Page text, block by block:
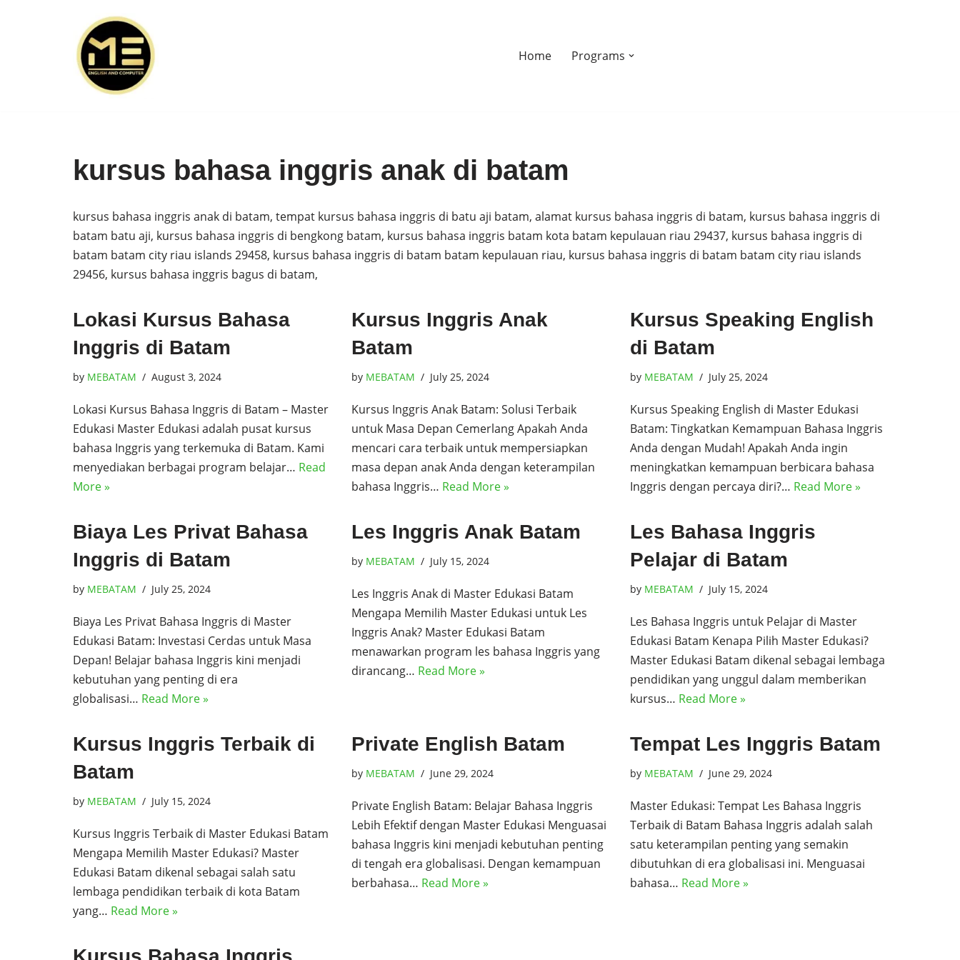
Home Programs
kursus bahasa inggris anak di batam
kursus bahasa inggris anak di batam, tempat kursus bahasa inggris di batu aji batam, alamat kursus bahasa inggris di batam, kursus bahasa inggris di
batam batu aji, kursus bahasa inggris di bengkong batam, kursus bahasa inggris batam kota batam kepulauan riau 29437, kursus bahasa inggris di
batam batam city riau islands 29458, kursus bahasa inggris di batam batam kepulauan riau, kursus bahasa inggris di batam batam city riau islands
29456, kursus bahasa inggris bagus di batam,
Lokasi Kursus Bahasa
Inggris di Batam
by MEBATAM August 3, 2024
Lokasi Kursus Bahasa Inggris di Batam – Master
Edukasi Master Edukasi adalah pusat kursus
bahasa Inggris yang terkemuka di Batam. Kami
menyediakan berbagai program belajar… Read
More »
Kursus Inggris Anak
Batam
by MEBATAM July 25, 2024
Kursus Inggris Anak Batam: Solusi Terbaik
untuk Masa Depan Cemerlang Apakah Anda
mencari cara terbaik untuk mempersiapkan
masa depan anak Anda dengan keterampilan
bahasa Inggris… Read More »
Kursus Speaking English
di Batam
by MEBATAM July 25, 2024
Kursus Speaking English di Master Edukasi
Batam: Tingkatkan Kemampuan Bahasa Inggris
Anda dengan Mudah! Apakah Anda ingin
meningkatkan kemampuan berbicara bahasa
Inggris dengan percaya diri?… Read More »
Biaya Les Privat Bahasa
Inggris di Batam
by MEBATAM July 25, 2024
Biaya Les Privat Bahasa Inggris di Master
Edukasi Batam: Investasi Cerdas untuk Masa
Depan! Belajar bahasa Inggris kini menjadi
kebutuhan yang penting di era
globalisasi… Read More »
Les Inggris Anak Batam
by MEBATAM July 15, 2024
Les Inggris Anak di Master Edukasi Batam
Mengapa Memilih Master Edukasi untuk Les
Inggris Anak? Master Edukasi Batam
menawarkan program les bahasa Inggris yang
dirancang… Read More »
Les Bahasa Inggris
Pelajar di Batam
by MEBATAM July 15, 2024
Les Bahasa Inggris untuk Pelajar di Master
Edukasi Batam Kenapa Pilih Master Edukasi?
Master Edukasi Batam dikenal sebagai lembaga
pendidikan yang unggul dalam memberikan
kursus… Read More »
Kursus Inggris Terbaik di
Batam
by MEBATAM July 15, 2024
Kursus Inggris Terbaik di Master Edukasi Batam
Mengapa Memilih Master Edukasi? Master
Edukasi Batam dikenal sebagai salah satu
lembaga pendidikan terbaik di kota Batam
yang… Read More »
Private English Batam
by MEBATAM June 29, 2024
Private English Batam: Belajar Bahasa Inggris
Lebih Efektif dengan Master Edukasi Menguasai
bahasa Inggris kini menjadi kebutuhan penting
di tengah era globalisasi. Dengan kemampuan
berbahasa… Read More »
Tempat Les Inggris Batam
by MEBATAM June 29, 2024
Master Edukasi: Tempat Les Bahasa Inggris
Terbaik di Batam Bahasa Inggris adalah salah
satu keterampilan penting yang semakin
dibutuhkan di era globalisasi ini. Menguasai
bahasa… Read More »